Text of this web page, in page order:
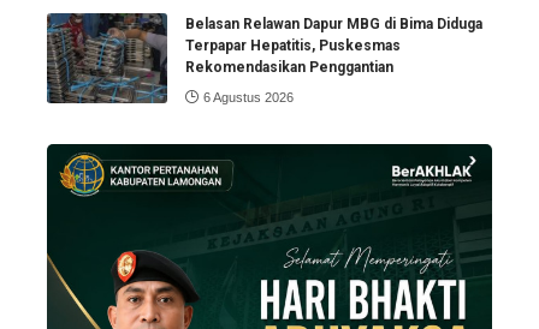
Belasan Relawan Dapur MBG di Bima Diduga
Terpapar Hepatitis, Puskesmas
Rekomendasikan Penggantian
6 Agustus 2026